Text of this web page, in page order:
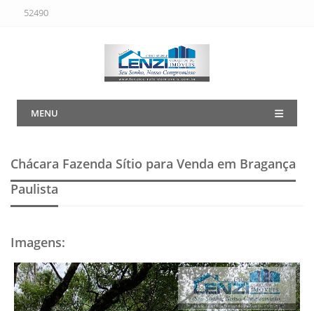
52490
MENU
Chácara Fazenda Sítio para Venda em Bragança
Paulista
Imagens: